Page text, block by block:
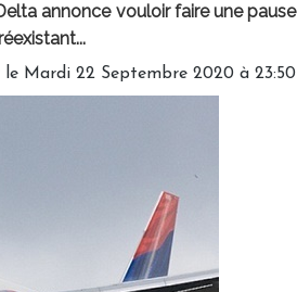
annonce vouloir faire une pause
le Mardi 22 Septembre 2020 à 23:50